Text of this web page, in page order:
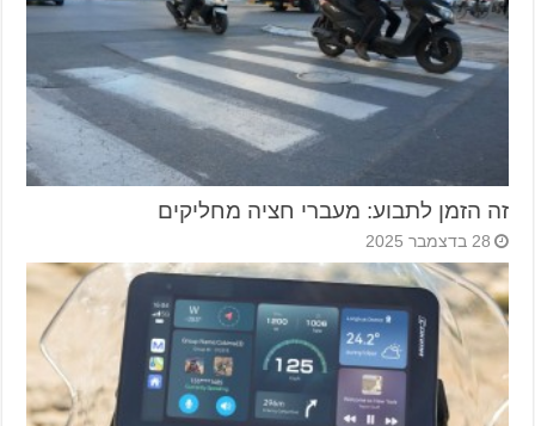
זה הזמן לתבוע: מעברי חציה מחליקים
28 בדצמבר 2025